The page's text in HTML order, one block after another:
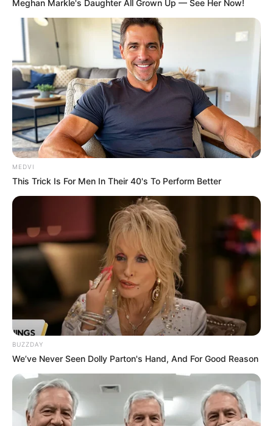
Meghan Markle's Daughter All Grown Up — See Her Now!
MEDVI
This Trick Is For Men In Their 40's To Perform Better
BUZZDAY
We’ve Never Seen Dolly Parton's Hand, And For Good Reason